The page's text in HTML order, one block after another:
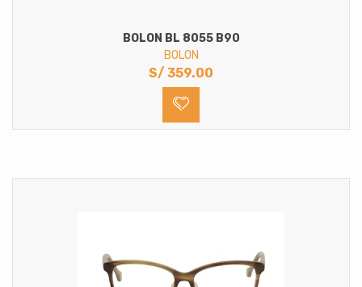
BOLON BL 8055 B90
BOLON
S/ 359.00